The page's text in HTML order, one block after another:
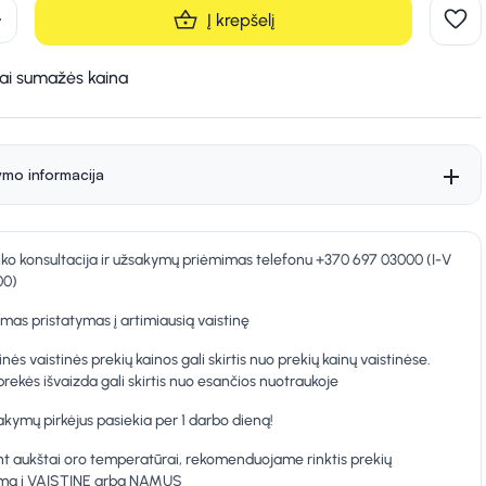
Į krepšelį
sumažės kaina
informacija
konsultacija ir užsakymų priėmimas telefonu +370 697 03000 (I-V
pristatymas į artimiausią vaistinę
vaistinės prekių kainos gali skirtis nuo prekių kainų vaistinėse.
išvaizda gali skirtis nuo esančios nuotraukoje
pirkėjus pasiekia per 1 darbo dieną!
aukštai oro temperatūrai, rekomenduojame rinktis prekių
į VAISTINĘ arba NAMUS